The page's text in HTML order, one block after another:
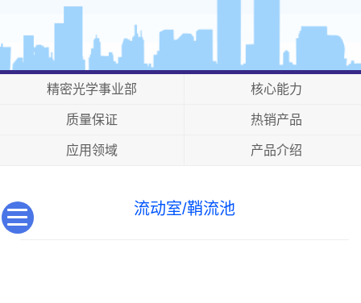
精密光学事业部 核心能力
质量保证 热销产品
应用领域 产品介绍
流动室/鞘流池